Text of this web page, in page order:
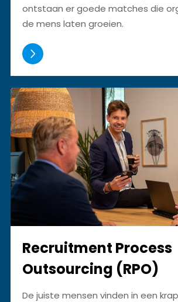
ontstaan er goede matches die
de mens laten groeien.
Recruitment Process
Outsourcing (RPO)
De juiste mensen vinden in een